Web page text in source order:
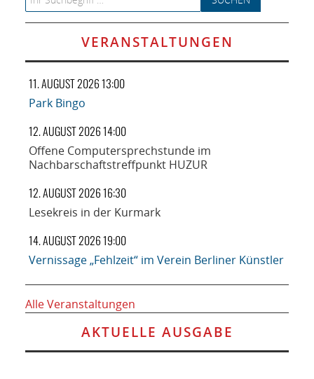
VERANSTALTUNGEN
11. AUGUST 2026 13:00
Park Bingo
12. AUGUST 2026 14:00
Offene Computersprechstunde im
Nachbarschaftstreffpunkt HUZUR
12. AUGUST 2026 16:30
Lesekreis in der Kurmark
14. AUGUST 2026 19:00
Vernissage „Fehlzeit“ im Verein Berliner Künstler
Alle Veranstaltungen
AKTUELLE AUSGABE